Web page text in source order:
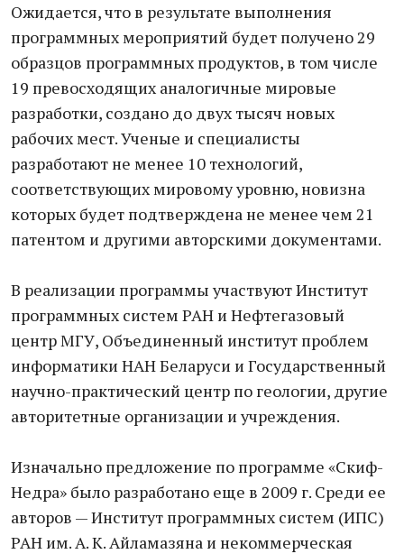
Ожидается, что в результате выполнения
программных мероприятий будет получено 29
образцов программных продуктов, в том числе
19 превосходящих аналогичные мировые
разработки, создано до двух тысяч новых
рабочих мест. Ученые и специалисты
разработают не менее 10 технологий,
соответствующих мировому уровню, новизна
которых будет подтверждена не менее чем 21
патентом и другими авторскими документами.
В реализации программы участвуют Институт
программных систем РАН и Нефтегазовый
центр МГУ, Объединенный институт проблем
информатики НАН Беларуси и Государственный
научно-практический центр по геологии, другие
авторитетные организации и учреждения.
Изначально предложение по программе «Скиф-
Недра» было разработано еще в 2009 г. Среди ее
авторов — Институт программных систем (ИПС)
РАН им. А. К. Айламазяна и некоммерческая